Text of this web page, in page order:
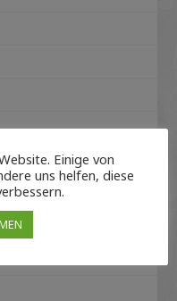
Einige von
uns helfen, diese